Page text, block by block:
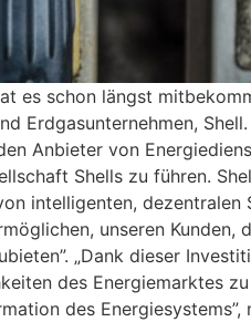
es schon längst
Erdgasunternehmen,
Anbieter von
Shells zu führen.
intelligenten,
unseren Kunden,
„Dank dieser
des Energiemarktes
des